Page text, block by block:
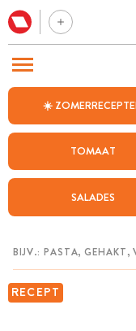
☀️
TOMAAT
SALADES
RECEPT
BEZOEK ONZE ANDERE
WEEKMENU
CHAT MET MAIA
MIJN BEWAARDE